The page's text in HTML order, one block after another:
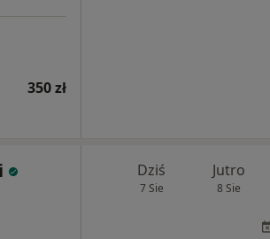
350 zł
Dziś
7 Sie
Jutro
8 Sie